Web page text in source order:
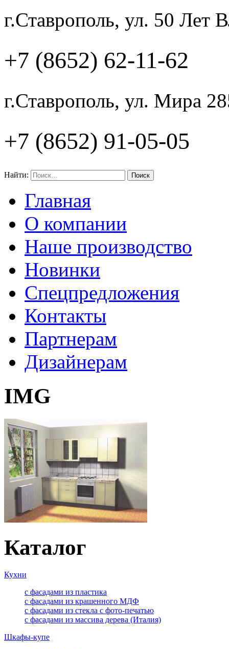
г.Ставрополь, ул. 50
+7 (8652) 62-11-62
г.Ставрополь, ул. Мира
+7 (8652) 91-05-05
Найти:
Главная
О компании
Наше производство
Новинки
Спецпредложения
Контакты
Партнерам
Дизайнерам
IMG
Каталог
Кухни
с фасадами из пластика
с фасадами из крашенного МДФ
с фасадами из стекла с фото-печатью
с фасадами из массива дерева (Италия)
Шкафы-купе